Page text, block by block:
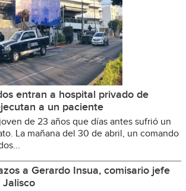
entran a hospital privado de
a un paciente
de 23 años que días antes sufrió un
La mañana del 30 de abril, un comando
a Gerardo Insua, comisario jefe